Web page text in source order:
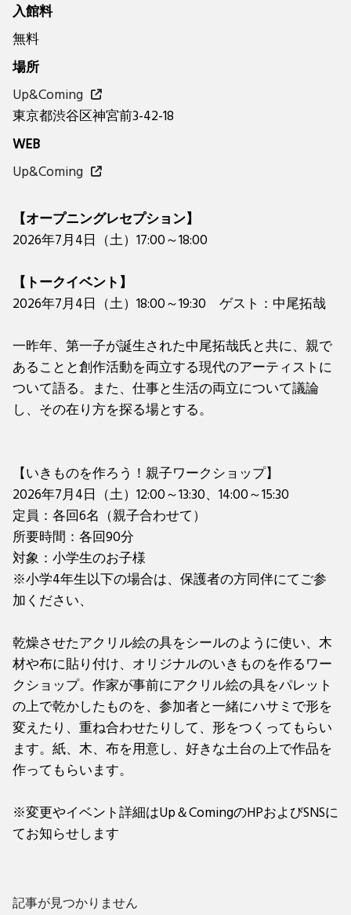
入館料
無料
場所
Up&Coming
東京都渋谷区神宮前3-42-18
WEB
Up&Coming
【オープニングレセプション】
2026年7月4日（土）17:00～18:00
【トークイベント】
2026年7月4日（土）18:00～19:30 ゲスト：中尾拓哉
一昨年、第一子が誕生された中尾拓哉氏と共に、親で
あることと創作活動を両立する現代のアーティストに
ついて語る。また、仕事と生活の両立について議論
し、その在り方を探る場とする。
【いきものを作ろう！親子ワークショップ】
2026年7月4日（土）12:00～13:30、14:00～15:30
定員：各回6名（親子合わせて）
所要時間：各回90分
対象：小学生のお子様
※小学4年生以下の場合は、保護者の方同伴にてご参
加ください、
乾燥させたアクリル絵の具をシールのように使い、木
材や布に貼り付け、オリジナルのいきものを作るワー
クショップ。作家が事前にアクリル絵の具をパレット
の上で乾かしたものを、参加者と一緒にハサミで形を
変えたり、重ね合わせたりして、形をつくってもらい
ます。紙、木、布を用意し、好きな土台の上で作品を
作ってもらいます。
※変更やイベント詳細はUp＆ComingのHPおよびSNSに
てお知らせします
記事が見つかりません